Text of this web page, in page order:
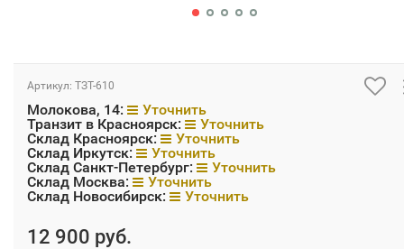
Артикул: TЗT-610
Молокова, 14:
Уточнить
Транзит в Красноярск:
Уточнить
Склад Красноярск:
Уточнить
Склад Иркутск:
Уточнить
Склад Санкт-Петербург:
Уточнить
Склад Москва:
Уточнить
Склад Новосибирск:
Уточнить
12 900 руб.